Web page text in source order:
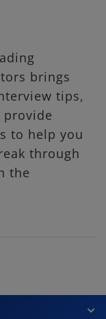
brings
tips,
provide
to help you
through
the